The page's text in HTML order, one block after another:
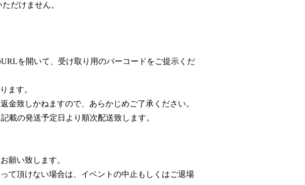
だけません。
を開いて、受け取り用のバーコードをご提示くだ
ます。
致しかねますので、あらかじめご了承ください。
載の発送予定日より順次配送致します。
願い致します。
て頂けない場合は、イベントの中止もしくはご退場